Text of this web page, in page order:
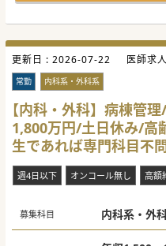
更新日 : 2026-07-22 医師求
常勤 内科系・外科系
【内科・外科】病棟管
1,800万円/土日休み/高
生であれば専門科目不
週4日以下 オンコール無し 高額
募集科目 内科系・外